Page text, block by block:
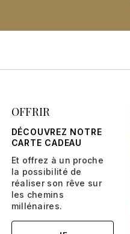
OFFRIR
DÉCOUVREZ NOTRE
CARTE CADEAU
Et offrez à un proche
la possibilité de
réaliser son rêve sur
les chemins
millénaires.